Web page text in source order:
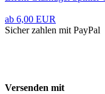
ab 6,00 EUR
Sicher zahlen mit PayPal
Versenden mit